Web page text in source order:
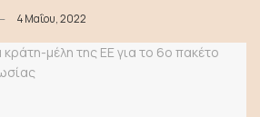
4 Μαΐου, 2022